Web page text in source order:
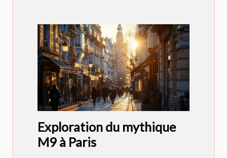
Exploration du mythique
M9 à Paris